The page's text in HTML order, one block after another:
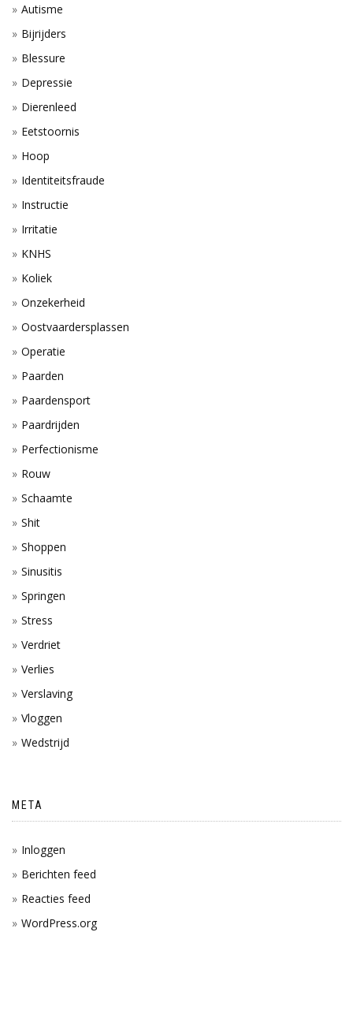
Autisme
Bijrijders
Blessure
Depressie
Dierenleed
Eetstoornis
Hoop
Identiteitsfraude
Instructie
Irritatie
KNHS
Koliek
Onzekerheid
Oostvaardersplassen
Operatie
Paarden
Paardensport
Paardrijden
Perfectionisme
Rouw
Schaamte
Shit
Shoppen
Sinusitis
Springen
Stress
Verdriet
Verlies
Verslaving
Vloggen
Wedstrijd
META
Inloggen
Berichten feed
Reacties feed
WordPress.org